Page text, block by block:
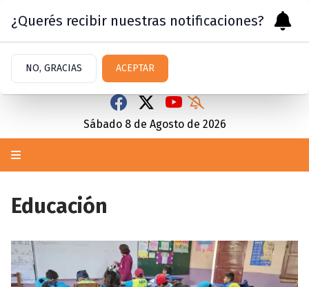
Sábado 8 de Agosto de 2026
Educación
¿Querés recibir nuestras notificaciones?
NO, GRACIAS ACEPTAR